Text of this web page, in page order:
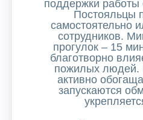
поддержки работы
Постояльцы
самостоятельно
сотрудников.
прогулок – 15
благотворно
пожилых людей.
активно
запускаются